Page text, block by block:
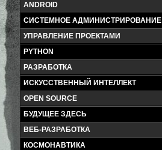
ANDROID
СИСТЕМНОЕ АДМИНИСТРИРОВАНИЕ
УПРАВЛЕНИЕ ПРОЕКТАМИ
PYTHON
РАЗРАБОТКА
ИСКУССТВЕННЫЙ ИНТЕЛЛЕКТ
OPEN SOURCE
БУДУЩЕЕ ЗДЕСЬ
ВЕБ-РАЗРАБОТКА
КОСМОНАВТИКА